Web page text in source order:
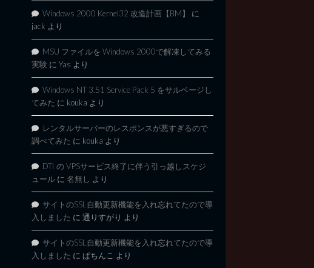
Windows 2000 Kernel32 改造計画【BM】
に
jack より
MSU ファイルを Windows 2000で解凍してみる
実験 に Yas より
Windows NT 3.51 Service Pack 5 をサルベージし
てみた に kouka より
レンタルサーバーのレスポンスが悪すぎるので
調べてみた に kouka より
DTI の VPSサービス終了に伴う引っ越しスケジ
ュール に 名無し より
サイトのSSL自動更新機能を入れ忘れてたので導
入しました に 通りすがり より
サイトのSSL自動更新機能を入れ忘れてたので導
入しました に ぱちんこ より